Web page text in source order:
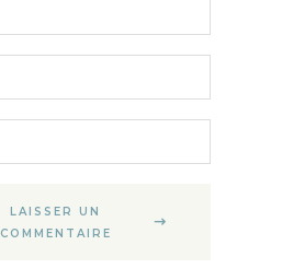
LAISSER UN
COMMENTAIRE